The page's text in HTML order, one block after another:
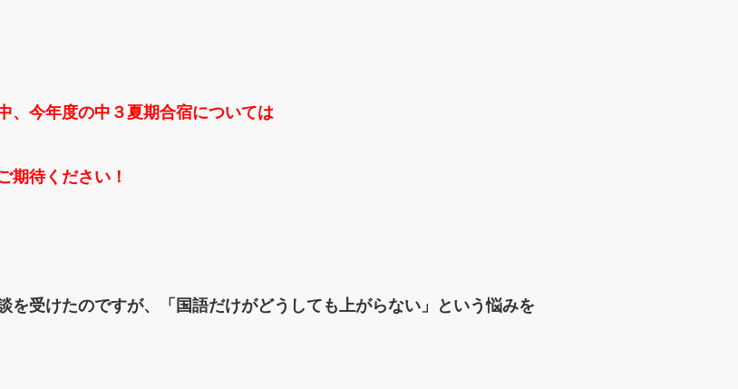
、今年度の中３夏期合宿については
期待ください！
を受けたのですが、「国語だけがどうしても上がらない」という悩みを